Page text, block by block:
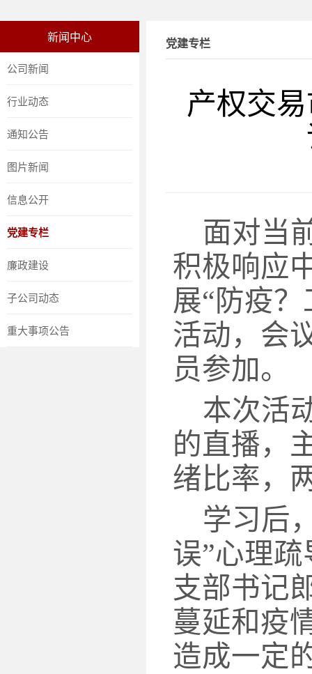
新闻中心
公司新闻
行业动态
通知公告
图片新闻
信息公开
党建专栏
廉政建设
子公司动态
重大事项公告
党建专栏
产权交
面对当
积极响应
展“防疫
活动，会
员参加。
本次活
的直播，
绪比率，
学习后
误”心理
支部书记
蔓延和疫
造成一定